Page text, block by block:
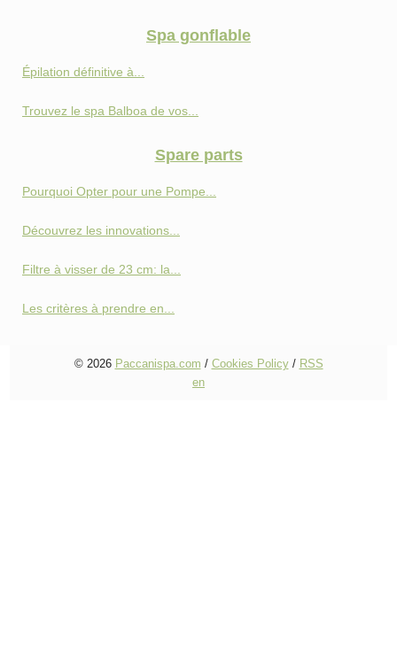
Spa gonflable
Épilation définitive à...
Trouvez le spa Balboa de vos...
Spare parts
Pourquoi Opter pour une Pompe...
Découvrez les innovations...
Filtre à visser de 23 cm: la...
Les critères à prendre en...
© 2026 Paccanispa.com / Cookies Policy/ RSS
en